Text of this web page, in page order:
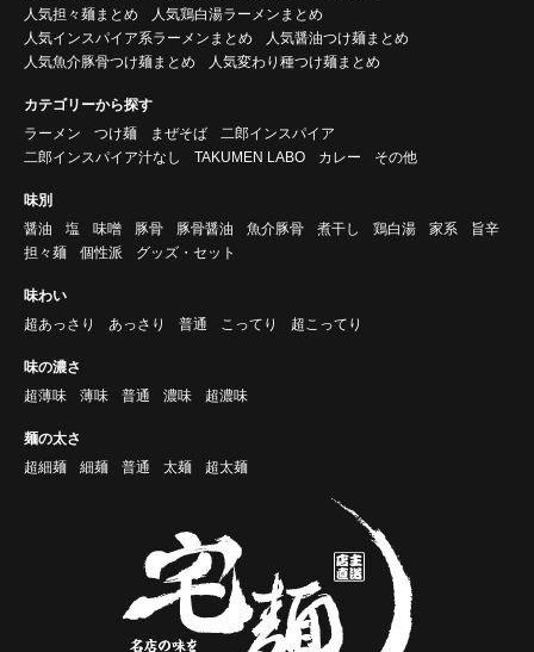
人気担々麺まとめ
人気鶏白湯ラーメンまとめ
人気インスパイア系ラーメンまとめ
人気醤油つけ麺まとめ
人気魚介豚骨つけ麺まとめ
人気変わり種つけ麺まとめ
カテゴリーから探す
ラーメン
つけ麺 まぜそば
二郎インスパイア
二郎インスパイア汁なし
TAKUMEN LABO カレー その他
味別
醤油
塩 味噌 豚骨 豚骨醤油 魚介豚骨 煮干し 鶏白湯 家系
旨辛
担々麺
個性派 グッズ・セット
味わい
超あっさり
あっさり 普通 こってり 超こってり
味の濃さ
超薄味
薄味 普通 濃味 超濃味
麺の太さ
超細麺
細麺 普通 太麺 超太麺